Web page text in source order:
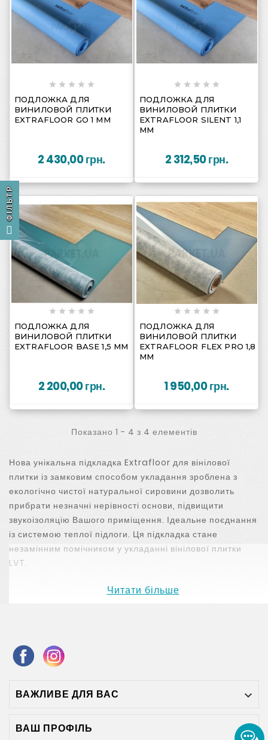
 
    
ПОДЛОЖКА ДЛЯ
ВИНИЛОВОЙ ПЛИТКИ
EXTRAFLOOR GO 1 ММ
2 430,00 грн.
 
    
ПОДЛОЖКА ДЛЯ
ВИНИЛОВОЙ ПЛИТКИ
EXTRAFLOOR SILENT 1,1
ММ
2 312,50 грн.
 
    
ПОДЛОЖКА ДЛЯ
ВИНИЛОВОЙ ПЛИТКИ
EXTRAFLOOR BASE 1,5 ММ
2 200,00 грн.
 
    
ПОДЛОЖКА ДЛЯ
ВИНИЛОВОЙ ПЛИТКИ
EXTRAFLOOR FLEX PRO 1,8
ММ
1 950,00 грн.
Показано 1 - 4 з 4 елементів
Нова унікальна підкладка Extrafloor для вінілової
плитки із замковим способом укладання зроблена з
екологічно чистої натуральної сировини дозволить
прибрати незначні нерівності основи, підвищити
звукоізоляцію Вашого приміщення. Ідеальне поєднання
із системою теплої підлоги. Ця підкладка стане
незамінним помічником у укладанні вінілової плитки
LVT.
Покращує шумоізоляцію
Читати більше
ВАЖЛИВЕ ДЛЯ ВАС 
ВАШ ПРОФІЛЬ 
ФІЛЬТР